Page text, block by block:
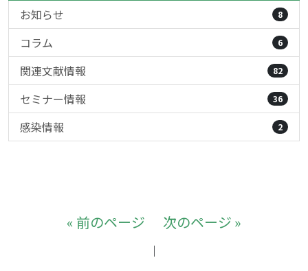
お知らせ
8
コラム 6
関連文献情報 82
セミナー情報 36
感染情報 2
« 前のページ
｜
次のページ »